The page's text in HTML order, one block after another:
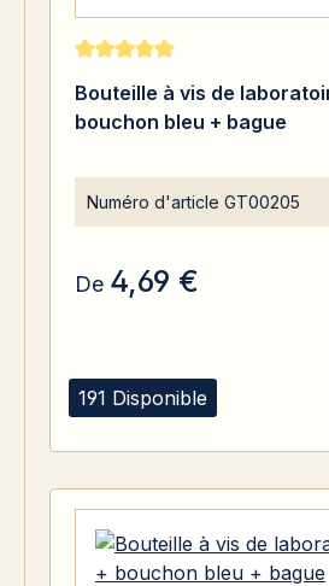
191 Disponible
Note moyenne de 5 sur 5
Bouteille à vis de
bouchon bleu + bague
Numéro d'article GT00205
De 4,69 €